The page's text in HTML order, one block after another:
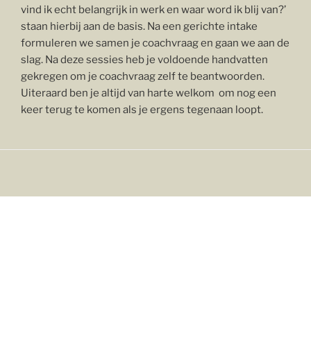
vind ik echt belangrijk in werk en waar word ik blij van?’
staan hierbij aan de basis. Na een gerichte intake
formuleren we samen je coachvraag en gaan we aan de
slag. Na deze sessies heb je voldoende handvatten
gekregen om je coachvraag zelf te beantwoorden.
Uiteraard ben je altijd van harte welkom om nog een
keer terug te komen als je ergens tegenaan loopt.